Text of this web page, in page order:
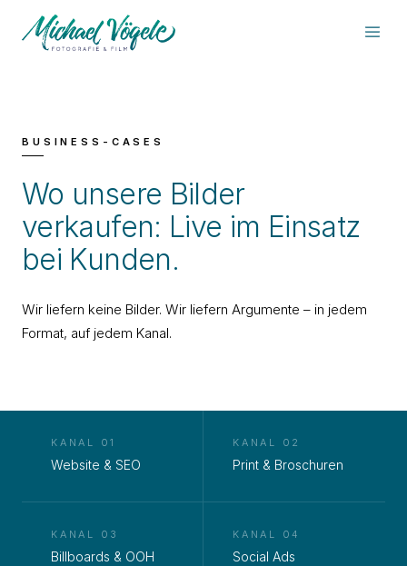
BUSINESS-CASES
Wo unsere Bilder
verkaufen: Live im Einsatz
bei Kunden.
Wir liefern keine Bilder. Wir liefern Argumente – in jedem
Format, auf jedem Kanal.
KANAL 01
Website & SEO
KANAL 02
Print & Broschuren
KANAL 03
Billboards & OOH
KANAL 04
Social Ads